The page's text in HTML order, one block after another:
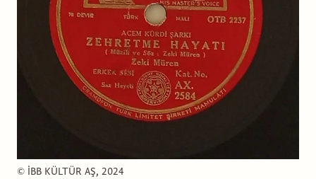
© İBB KÜLTÜR AŞ, 2024